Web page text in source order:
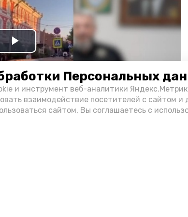
Персональных
и инструмент веб-аналитики
взаимодействие посетителей с сайтом и
сайтом, Вы соглашаетесь с
Play
Video